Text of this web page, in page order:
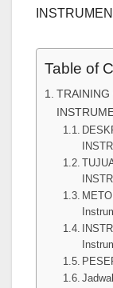
Table of
TRAINING